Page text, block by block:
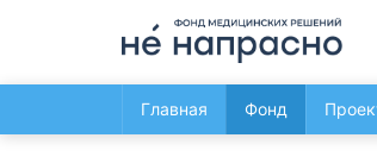
Главная Фонд